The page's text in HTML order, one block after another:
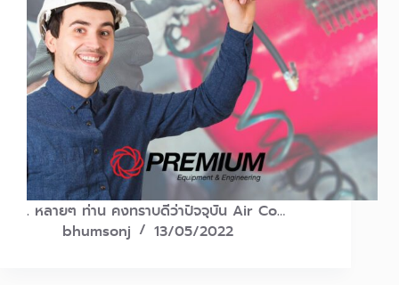
. หลายๆ ท่าน คงทราบดีว่าปัจจุบัน Air Co…
bhumsonj
13/05/2022